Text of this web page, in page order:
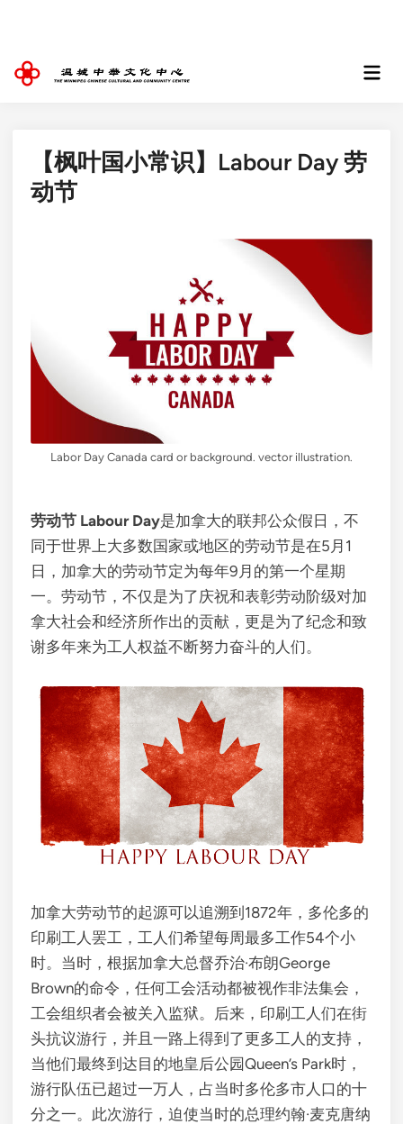
Main
【枫叶国小常识】Labour Day 劳
动节
Labor Day Canada card or background. vector illustration.
劳动节 Labour Day是加拿大的联邦公众假日，不
同于世界上大多数国家或地区的劳动节是在5月1
日，加拿大的劳动节定为每年9月的第一个星期
一。劳动节，不仅是为了庆祝和表彰劳动阶级对加
拿大社会和经济所作出的贡献，更是为了纪念和致
谢多年来为工人权益不断努力奋斗的人们。
加拿大劳动节的起源可以追溯到1872年，多伦多的
印刷工人罢工，工人们希望每周最多工作54个小
时。当时，根据加拿大总督乔治·布朗George
Brown的命令，任何工会活动都被视作非法集会，
工会组织者会被关入监狱。后来，印刷工人们在街
头抗议游行，并且一路上得到了更多工人的支持，
当他们最终到达目的地皇后公园Queen’s Park时，
游行队伍已超过一万人，占当时多伦多市人口的十
分之一。此次游行，迫使当时的总理约翰·麦克唐纳